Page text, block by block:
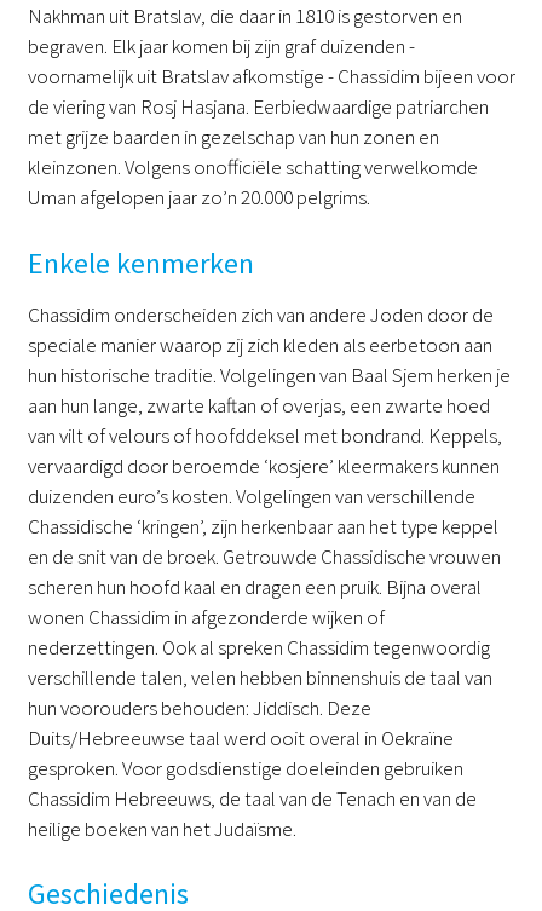
Nakhman uit Bratslav, die daar in 1810 is gestorven en
begraven. Elk jaar komen bij zijn graf duizenden -
voornamelijk uit Bratslav afkomstige - Chassidim bijeen voor
de viering van Rosj Hasjana. Eerbiedwaardige patriarchen
met grijze baarden in gezelschap van hun zonen en
kleinzonen. Volgens onofficiële schatting verwelkomde
Uman afgelopen jaar zo’n 20.000 pelgrims.
Enkele kenmerken
Chassidim onderscheiden zich van andere Joden door de
speciale manier waarop zij zich kleden als eerbetoon aan
hun historische traditie. Volgelingen van Baal Sjem herken je
aan hun lange, zwarte kaftan of overjas, een zwarte hoed
van vilt of velours of hoofddeksel met bondrand. Keppels,
vervaardigd door beroemde ‘kosjere’ kleermakers kunnen
duizenden euro’s kosten. Volgelingen van verschillende
Chassidische ‘kringen’, zijn herkenbaar aan het type keppel
en de snit van de broek. Getrouwde Chassidische vrouwen
scheren hun hoofd kaal en dragen een pruik. Bijna overal
wonen Chassidim in afgezonderde wijken of
nederzettingen. Ook al spreken Chassidim tegenwoordig
verschillende talen, velen hebben binnenshuis de taal van
hun voorouders behouden: Jiddisch. Deze
Duits/Hebreeuwse taal werd ooit overal in Oekraïne
gesproken. Voor godsdienstige doeleinden gebruiken
Chassidim Hebreeuws, de taal van de Tenach en van de
heilige boeken van het Judaïsme.
Geschiedenis